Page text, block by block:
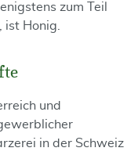
zum Teil
Honig.
und
in der Schweiz